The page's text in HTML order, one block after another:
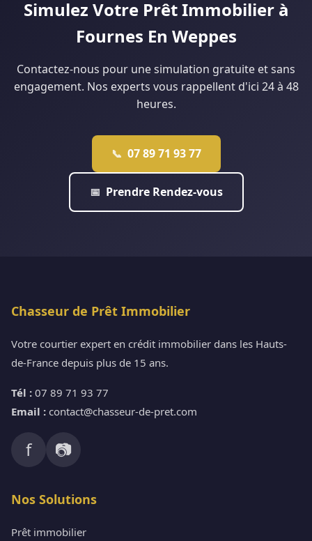
Simulez Votre Prêt Immobilier à
Fournes En Weppes
Contactez-nous pour une simulation gratuite et sans
engagement. Nos experts vous rappellent d'ici 24 à 48
heures.
📞 07 89 71 93 77
📅 Prendre Rendez-vous
Chasseur de Prêt Immobilier
Votre courtier expert en crédit immobilier dans les Hauts-
de-France depuis plus de 15 ans.
Tél : 07 89 71 93 77
Email : contact@chasseur-de-pret.com
f 📷
Nos Solutions
Prêt immobilier